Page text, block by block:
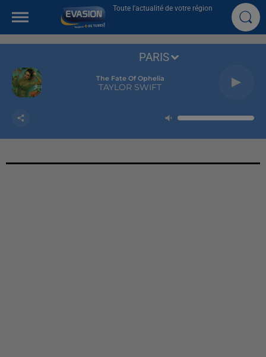
Toute l'actualité de votre région
The Fate Of Ophelia
TAYLOR SWIFT
PARIS